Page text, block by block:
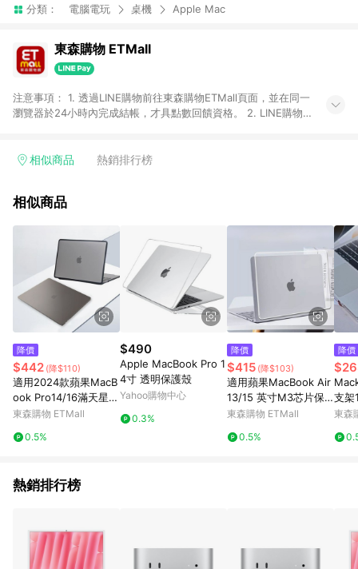
分類： 電腦電玩 桌機 Apple Mac
東森購物 ETMall
注意事項： 1. 透過LINE購物前往東森購物ETMall頁面，並在同一
瀏覽器於24小時內完成結帳，才具點數回饋資格。 2. LINE購物
單，皆不在點數回饋範圍內。 3. 如購買以下類別商品，將無法獲
球嚴選、商城、專案商品、「草莓網」全館商品。 4. 如取消訂
回饋。 5. 點數回饋會扣除所有折扣優惠後之最終發票金額計算，
實際回饋請依LINE購物通知為主。 6. 訂單如有使用東森購物
ETMall站內之折扣優惠(包含但不限於東森幣、樂透金、東森現金
券等)，不具點數回饋資格。詳細請依東森購物ETMall之結帳頁面
顯示為準。 7. LINE購物設有「單一商品最高回饋點數」機制(特
殊活動時開放「回饋無上限」)，以同一訂單中同一商品不論件數
計算，並依訂單成立時間當下LINE購物所設定的回饋機制為準。
8. LINE購物為購物資訊整合性平台，商品資料更新會有時間差，
如顯示之商品規格、顏色、價位、贈品與東森購物ETMall銷售網
頁不符，以銷售網頁標示為準。 9. 若有贈點爭議，請務必於訂單
日期+180天以內至LINE購物客服洽詢；若超過180天(含)以上進
行申訴，恕無法贈點回饋。 10. 部分點數紅包僅限指定商品使
用，或不適用於無回饋商品。各點數紅包之適用商品與使用條件
請依點數紅包頁面規則為準。
相似商品 熱銷排行榜
相似商品
降價
$442 (降$110)
適用2024款蘋果MacB
ook Pro14/16滿天星保
護殼A3113 M3電腦套
殼A2780全包15磨砂殼
東森購物 ETMall
0.5%
$490
Apple MacBook Pro 1
4寸 透明保護殼
Yahoo購物中心
0.3%
降價
$415 (降$103)
適用蘋果MacBook Air
13/15 英寸M3芯片保
護殼macbookpro保護
6磨砂13.3硅膠
東森購物 ETMall
0.5%
降價
支架
克力
東森
熱銷排行榜